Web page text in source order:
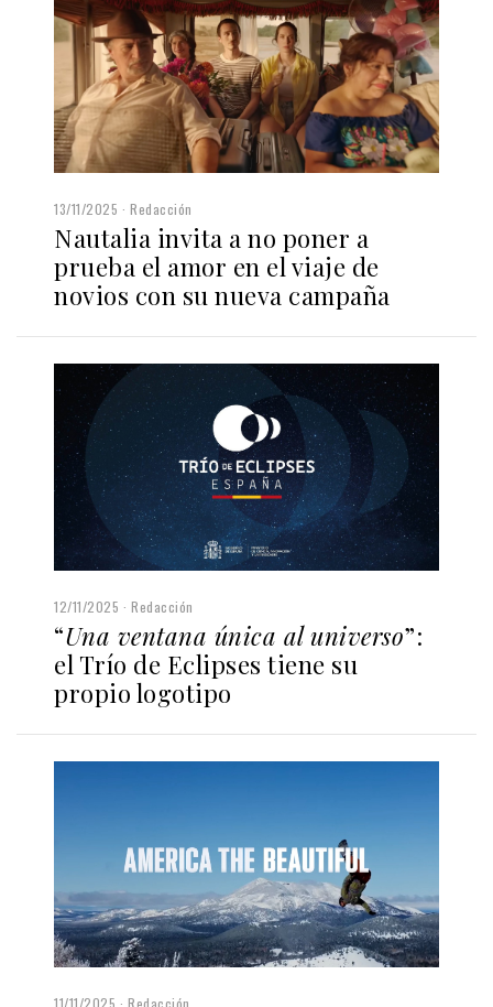
13/11/2025 Redacción
Nautalia invita a no poner a
prueba el amor en el viaje de
novios con su nueva campaña
12/11/2025 Redacción
“Una ventana única al universo”:
el Trío de Eclipses tiene su
propio logotipo
11/11/2025 Redacción